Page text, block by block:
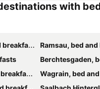
with
Ramsau, bed
Berchtesgaden, bed
Wagrain, bed